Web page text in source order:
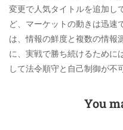
変更で人気タイトルを追加し
ど、マーケットの動きは迅速
は、情報の鮮度と複数の情報
に、実戦で勝ち続けるために
して法令順守と自己制御が不
You